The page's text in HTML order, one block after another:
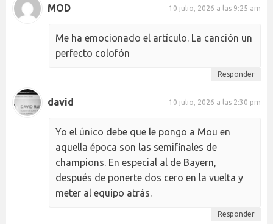
MOD 10 julio, 2026 a las 9:25 am
Me ha emocionado el artículo. La canción un
perfecto colofón
Responder
david 10 julio, 2026 a las 2:30 pm
Yo el único debe que le pongo a Mou en
aquella época son las semifinales de
champions. En especial al de Bayern,
después de ponerte dos cero en la vuelta y
meter al equipo atrás.
Responder